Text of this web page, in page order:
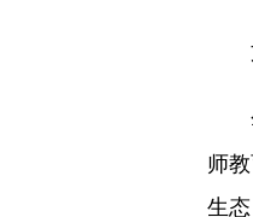
文
华
师
生